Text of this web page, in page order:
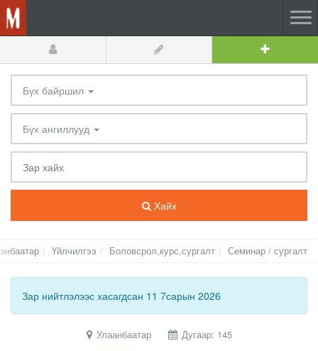
Бүх байршил
Бүх ангиллууд
Хайх
Үйлчилгээ Боловсрол,курс,сургалт Семинар / сургалт
Зар нийтлэлээс хасагдсан 11 7сарын 2026
Улаанбаатар Дугаар: 145